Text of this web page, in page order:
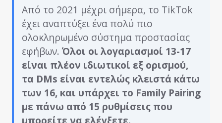
Από το 2021 μέχρι σήμερα, το TikTok
έχει αναπτύξει ένα πολύ πιο
ολοκληρωμένο σύστημα προστασίας
εφήβων.Όλοι οι λογαριασμοί 13-17
είναι πλέον ιδιωτικοί εξ ορισμού,
τα DMs είναι εντελώς κλειστά κάτω
των 16, και υπάρχει το Family Pairing
με πάνω από 15 ρυθμίσεις που
μπορείτε να ελέγξετε.